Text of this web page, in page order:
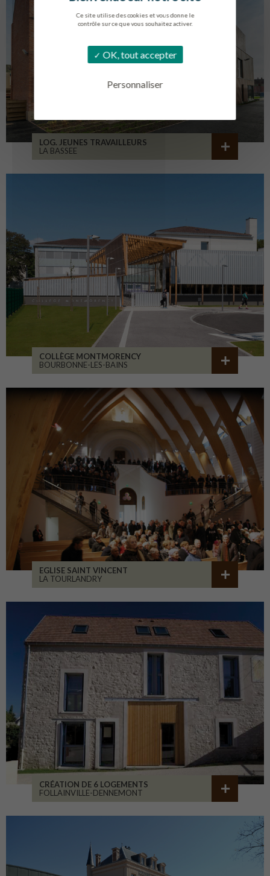
Ce site utilise des cookies et vous donne le
contrôle sur ce que vous souhaitez activer.
OK, tout accepter
Personnaliser
LOG. JEUNES TRAVAILLEURS
LA BASSEE
COLLÈGE MONTMORENCY
BOURBONNE-LES-BAINS
EGLISE SAINT VINCENT
LA TOURLANDRY
CRÉATION DE 6 LOGEMENTS
FOLLAINVILLE-DENNEMONT